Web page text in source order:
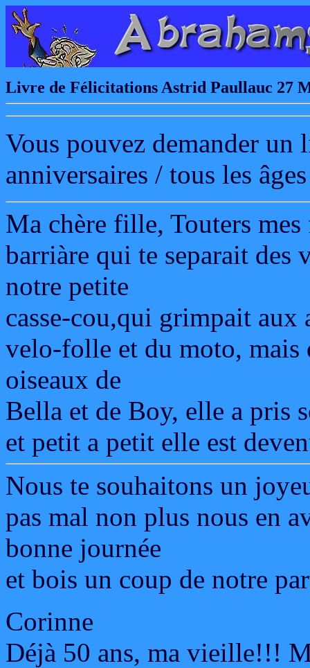
Livre de Félicitations Astrid Paullauc 27
Vous pouvez demander
anniversaires / tous les âges
Ma chère fille, Touters
barriàre qui te separait des
notre petite
casse-cou,qui grimpait
velo-folle et du moto, mais
oiseaux de
Bella et de Boy, elle a pris
et petit a petit elle est
Nous te souhaitons un
pas mal non plus nous en
bonne journée
et bois un coup de notre
Corinne
Déjà 50 ans, ma vieille!!!